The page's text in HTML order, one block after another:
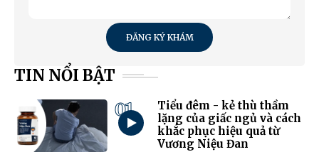
ĐĂNG KÝ KHÁM
TIN NỔI BẬT
01
Tiểu đêm - kẻ thù thầm
lặng của giấc ngủ và cách
khắc phục hiệu quả từ
Vương Niệu Đan